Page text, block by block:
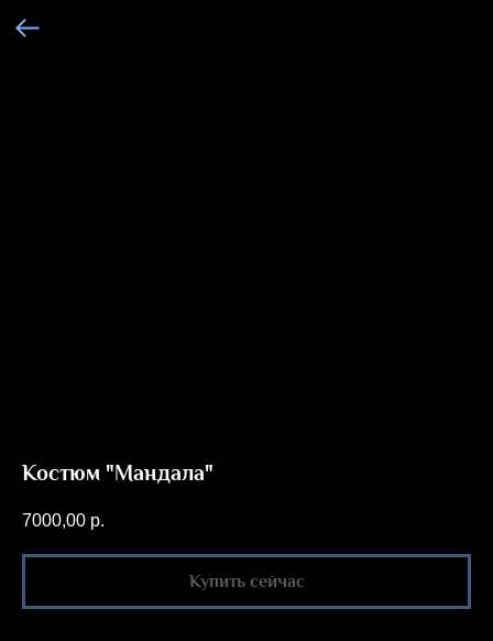
Костюм "Мандала"
7000,00 р.
Купить сейчас